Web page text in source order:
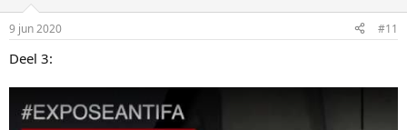
9 jun 2020 #11
Deel 3: